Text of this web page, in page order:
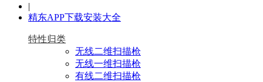
|
精东APP下载安装大全
特性归类
无线二维扫描枪
无线一维扫描枪
有线二维扫描枪